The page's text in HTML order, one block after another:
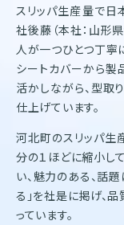
スリッパ生産量で
社後藤（本社：山形
人が一つひとつ丁寧
シートカバーから製
活かしながら、型取
仕上げています。
河北町のスリッパ生
分の１ほどに縮小し
い、魅力のある、話
る」を社是に掲げ、
っています。